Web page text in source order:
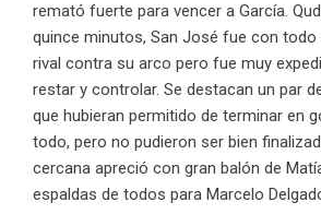
remató fuerte para vencer a García.
quince minutos, San José fue con todo
rival contra su arco pero fue muy
restar y controlar. Se destacan un par
que hubieran permitido de terminar en
todo, pero no pudieron ser bien
cercana apreció con gran balón de
espaldas de todos para Marcelo